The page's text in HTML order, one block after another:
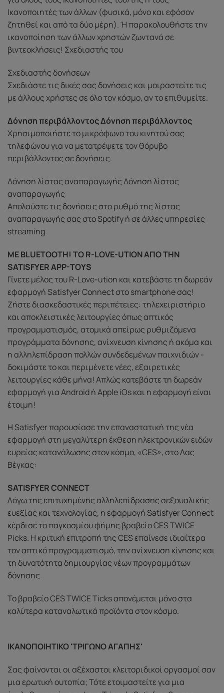
Ικανοποιητές των άλλων (φυσικά, μόνο και εφόσον
ζητηθεί και από τα δύο μέρη). Ή παρακολουθήστε την
ικανοποίηση των άλλων χρηστών ζωντανά σε
βιντεοκλήσεις! Σχεδιαστής του
Σχεδιαστής δονήσεων
Σχεδιάστε τις δικές σας δονήσεις και μοιραστείτε τις
με άλλους χρήστες σε όλο τον κόσμο, αν το επιθυμείτε.
Δόνηση περιβάλλοντος Δόνηση περιβάλλοντος
Χρησιμοποιήστε το μικρόφωνο του κινητού σας
τηλεφώνου για να μετατρέψετε τον θόρυβο
περιβάλλοντος σε δονήσεις.
Δόνηση λίστας αναπαραγωγής Δόνηση λίστας
αναπαραγωγής
Απολαύστε τις δονήσεις στο ρυθμό της λίστας
αναπαραγωγής σας στο Spotify ή σε άλλες υπηρεσίες
streaming.
ΜΕ BLUETOOTH! ΤΟ R-LOVE-UTION ΑΠΟ ΤΗΝ
SATISFYER APP-TOYS
Γίνετε μέλος του R-Love-ution και κατεβάστε τη δωρεάν
εφαρμογή Satisfyer Connect στο smartphone σας!
Ζήστε διασκεδαστικές περιπέτειες: τηλεχειριστήριο
και αποκλειστικές λειτουργίες όπως απτικός
προγραμματισμός, ατομικά απείρως ρυθμιζόμενα
προγράμματα δόνησης, ανίχνευση κίνησης ή ακόμα και
η αλληλεπίδραση πολλών συνδεδεμένων παιχνιδιών -
δοκιμάστε το και περιμένετε νέες, εξαιρετικές
λειτουργίες κάθε μήνα! Απλώς κατεβάστε τη δωρεάν
εφαρμογή για Android ή Apple iOs και η εφαρμογή είναι
έτοιμη!
Η Satisfyer παρουσίασε την επαναστατική της νέα
εφαρμογή στη μεγαλύτερη έκθεση ηλεκτρονικών ειδών
ευρείας κατανάλωσης στον κόσμο, «CES», στο Λας
Βέγκας:
SATISFYER CONNECT
Λόγω της επιτυχημένης αλληλεπίδρασης σεξουαλικής
ευεξίας και τεχνολογίας, η εφαρμογή Satisfyer Connect
κέρδισε το παγκοσμίου φήμης βραβείο CES TWICE
Picks. Η κριτική επιτροπή της CES επαίνεσε ιδιαίτερα
τον απτικό προγραμματισμό, την ανίχνευση κίνησης και
τη δυνατότητα δημιουργίας νέων προγραμμάτων
δόνησης.
Το βραβείο CES TWICE Ticks απονέμεται μόνο στα
καλύτερα καταναλωτικά προϊόντα στον κόσμο.
ΙΚΑΝΟΠΟΙΗΤΙΚΟ 'ΤΡΙΓΩΝΟ ΑΓΑΠΗΣ'
Σας φαίνονται οι αξέχαστοι κλειτοριδικοί οργασμοί σαν
μια ερωτική ουτοπία; Τότε ετοιμαστείτε για μια